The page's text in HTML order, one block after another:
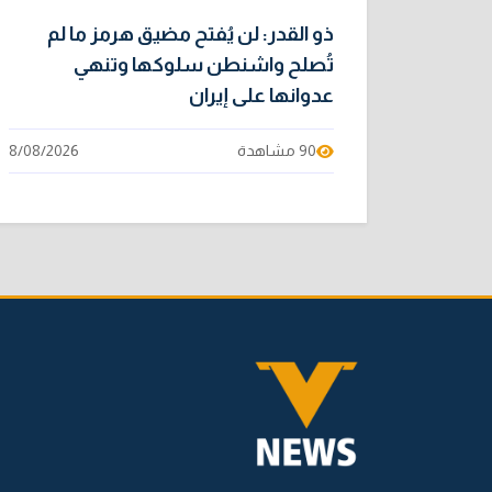
ذو القدر: لن يُفتح مضيق هرمز ما لم
تُصلح واشنطن سلوكها وتنهي
عدوانها على إيران
90 مشاهدة 8/08/2026